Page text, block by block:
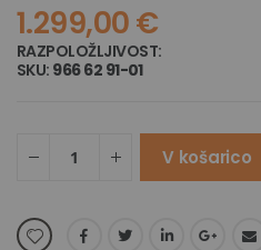
1.299,00 €
RAZPOLOŽLJIVOST:
SKU 966 62 91-01
V košarico